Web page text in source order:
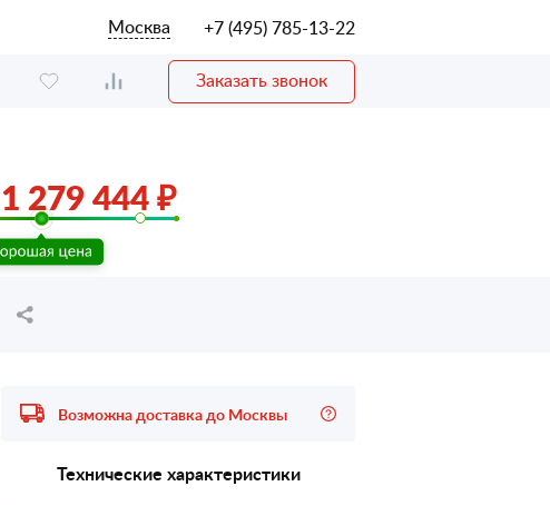
Москва +7 (495) 785-13-22
Заказать звонок
1 279 444 ₽
Возможна доставка до Москвы
Технические характеристики